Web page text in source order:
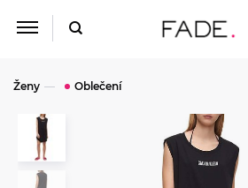
Ženy Oblečení